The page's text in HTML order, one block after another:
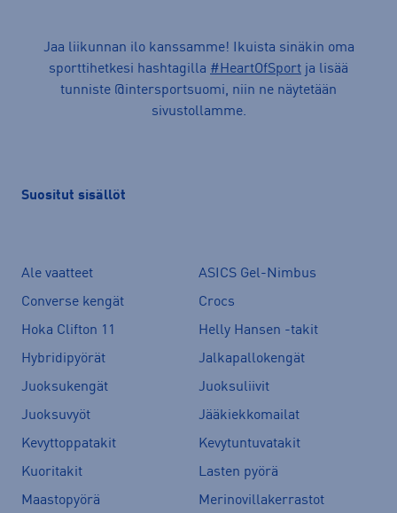
Jaa liikunnan ilo kanssamme! Ikuista sinäkin oma
sporttihetkesi hashtagilla #HeartOfSport ja lisää
tunniste @intersportsuomi, niin ne näytetään
sivustollamme.
Suositut sisällöt
Ale vaatteet
ASICS Gel-Nimbus
Converse kengät
Crocs
Hoka Clifton 11
Helly Hansen -takit
Hybridipyörät
Jalkapallokengät
Juoksukengät
Juoksuliivit
Juoksuvyöt
Jääkiekkomailat
Kevyttoppatakit
Kevytuntuvatakit
Kuoritakit
Lasten pyörä
Maastopyörä
Merinovillakerrastot